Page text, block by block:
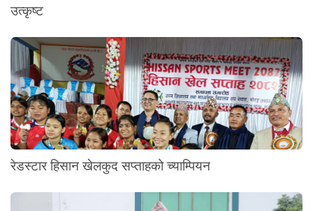
उत्कृष्ट
रेडस्टार हिसान खेलकुद सप्ताहको च्याम्पियन